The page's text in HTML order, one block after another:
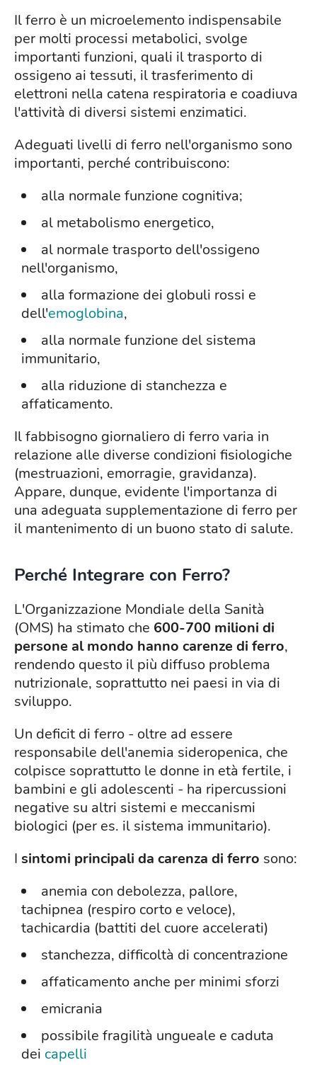
Il ferro è un microelemento indispensabile
per molti processi metabolici, svolge
importanti funzioni, quali il trasporto di
ossigeno ai tessuti, il trasferimento di
elettroni nella catena respiratoria e coadiuva
l'attività di diversi sistemi enzimatici.
Adeguati livelli di ferro nell'organismo sono
importanti, perché contribuiscono:
alla normale funzione cognitiva;
al metabolismo energetico,
al normale trasporto dell'ossigeno
nell'organismo,
alla formazione dei globuli rossi e
dell'emoglobina,
alla normale funzione del sistema
immunitario,
alla riduzione di stanchezza e
affaticamento.
Il fabbisogno giornaliero di ferro varia in
relazione alle diverse condizioni fisiologiche
(mestruazioni, emorragie, gravidanza).
Appare, dunque, evidente l'importanza di
una adeguata supplementazione di ferro per
il mantenimento di un buono stato di salute.
Perché Integrare con Ferro?
L'Organizzazione Mondiale della Sanità
(OMS) ha stimato che 600-700 milioni di
persone al mondo hanno carenze di ferro,
rendendo questo il più diffuso problema
nutrizionale, soprattutto nei paesi in via di
sviluppo.
Un deficit di ferro - oltre ad essere
responsabile dell'anemia sideropenica, che
colpisce soprattutto le donne in età fertile, i
bambini e gli adolescenti - ha ripercussioni
negative su altri sistemi e meccanismi
biologici (per es. il sistema immunitario).
I sintomi principali da carenza di ferro sono:
anemia con debolezza, pallore,
tachipnea (respiro corto e veloce),
tachicardia (battiti del cuore accelerati)
stanchezza, difficoltà di concentrazione
affaticamento anche per minimi sforzi
emicrania
possibile fragilità ungueale e caduta
dei capelli